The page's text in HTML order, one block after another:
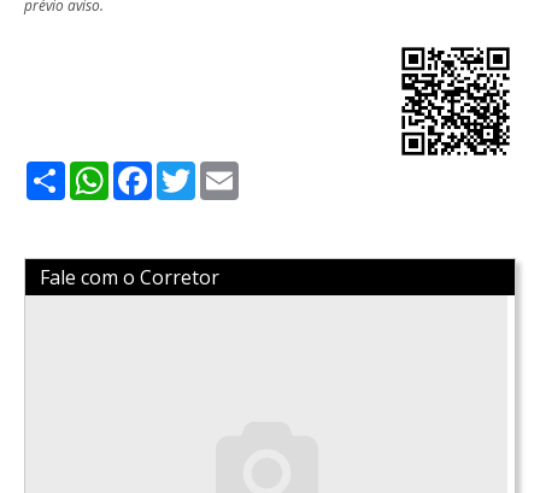
prévio aviso.
ShareWhatsApp
Facebook
Twitter
Fale com o Corretor